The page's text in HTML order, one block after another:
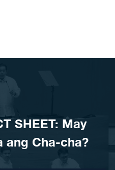
SHEET: May
ang Cha-cha?